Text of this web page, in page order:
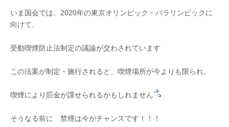
いま国会では、2020年の東京オリンピック・パラリンピックに
向けて、
受動喫煙防止法制定の議論が交わされています
この法案が制定・施行されると、喫煙場所が今よりも限られ、
喫煙により罰金が課せられるかもしれません
そうなる前に 禁煙は今がチャンスです！！！